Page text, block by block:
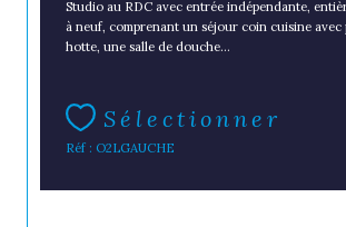
Studio au RDC avec entrée indépendante,
à neuf, comprenant un séjour coin cuisine avec
hotte, une salle de douche...
Sélectionner
Réf : O2LGAUCHE